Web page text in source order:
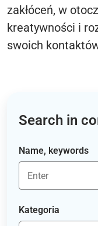
zakłóceń, w
kreatywności i
swoich
Search in
Name, keywords
Kategoria